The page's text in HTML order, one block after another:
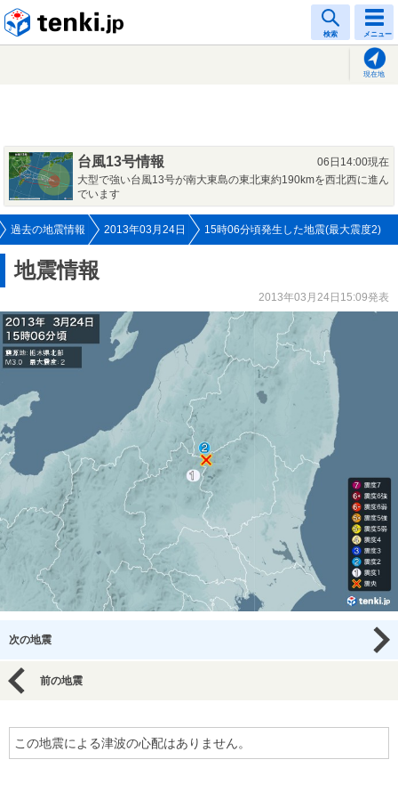
検索 メニュー
現在地
台風13号情報
06日14:00現在
大型で強い台風13号が南大東島の東北東約190kmを西北西に進ん
でいます
過去の地震情報 2013年03月24日 15時06分頃発生した地震(最大震度2)
地震情報
2013年03月24日15:09発表
次の地震
前の地震
この地震による津波の心配はありません。